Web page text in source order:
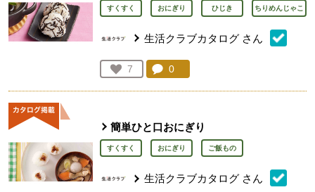
すくすく おにぎり ひじき ちりめんじゃこ
生活クラブカタログ さん
お気に入り登録：
7
人が登録
コメント：
0
簡単ひと口おにぎり
すくすく おにぎり ご飯もの
生活クラブカタログ さん